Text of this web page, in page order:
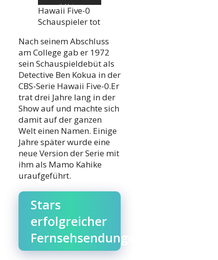
Hawaii Five-0
Schauspieler tot
Nach seinem Abschluss
am College gab er 1972
sein Schauspieldebüt als
Detective Ben Kokua in der
CBS-Serie Hawaii Five-0.Er
trat drei Jahre lang in der
Show auf und machte sich
damit auf der ganzen
Welt einen Namen. Einige
Jahre später wurde eine
neue Version der Serie mit
ihm als Mamo Kahike
uraufgeführt.
Stars
erfolgreicher
Fernsehsendungen